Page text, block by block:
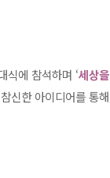
식에 참석하며 ‘세상을
신한 아이디어를 통해